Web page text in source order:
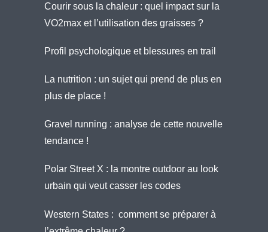
Courir sous la chaleur : quel impact sur la
VO2max et l’utilisation des graisses ?
Profil psychologique et blessures en trail
La nutrition : un sujet qui prend de plus en
plus de place !
Gravel running : analyse de cette nouvelle
tendance !
Polar Street X : la montre outdoor au look
urbain qui veut casser les codes
Western States : comment se préparer à